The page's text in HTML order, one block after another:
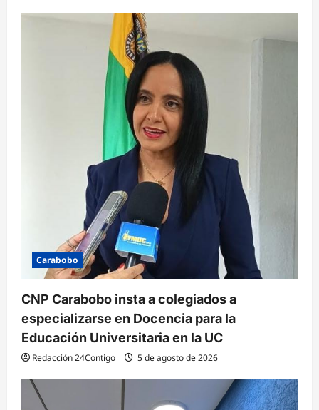
Carabobo
CNP Carabobo insta a colegiados a
especializarse en Docencia para la
Educación Universitaria en la UC
Redacción 24Contigo 5 de agosto de 2026